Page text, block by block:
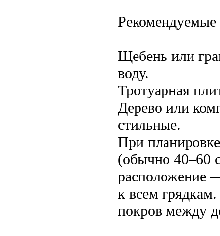
Щебень или
воду.
Тротуарная
Дерево или
стильные.
При
(обычно 40–60
расположение
к всем
покров между